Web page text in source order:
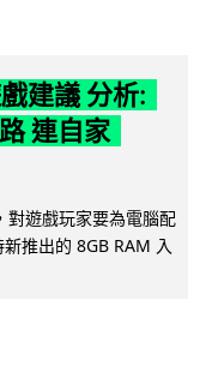
建議 分析:
連自家
遊戲玩家要為電腦配
推出的 8GB RAM 入